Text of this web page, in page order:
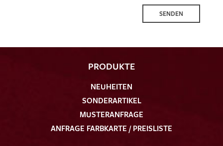
SENDEN
PRODUKTE
NEUHEITEN
SONDERARTIKEL
MUSTERANFRAGE
ANFRAGE FARBKARTE / PREISLISTE